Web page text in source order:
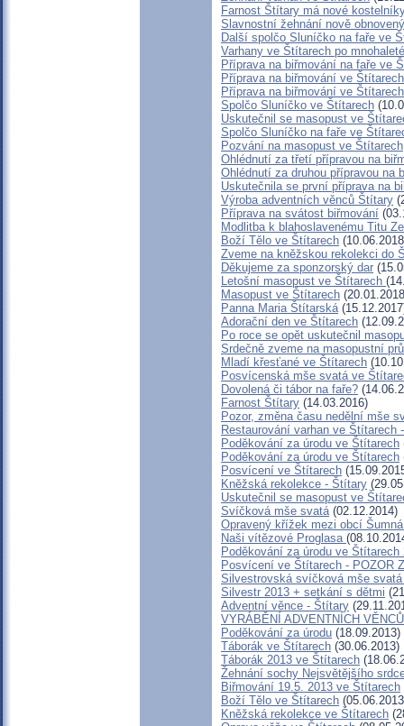
Farnost Štítary má nové
Slavnostní žehnání nově
Další spolčo Sluníčko na faře ve
Varhany ve Štítarech po
Příprava na biřmování na faře ve
Příprava na biřmování ve
Příprava na biřmování ve
Spolčo Sluníčko ve Štítarech
Uskutečnil se masopust ve
Spolčo Sluníčko na faře ve
Pozvání na masopust ve Štítarech
Ohlédnutí za třetí přípravou na
Ohlédnutí za druhou přípravou na
Uskutečnila se první příprava na
Výroba adventních věnců Štítary
Příprava na svátost biřmování
Modlitba k blahoslavenému Titu
Boží Tělo ve Štítarech
Zveme na kněžskou rekolekci do
Děkujeme za sponzorský dar
Letošní masopust ve Štítarech
Masopust ve Štítarech
Panna Maria Štítarská
Adorační den ve Štítarech
Po roce se opět uskutečnil
Srdečně zveme na masopustní
Mladí křesťané ve Štítarech
Posvícenská mše svatá ve
Dovolená či tábor na faře?
Farnost Štítary (14.03.2016)
Pozor, změna času nedělní mše
Restaurování varhan ve Štítarech
Poděkování za úrodu ve Štítarech
Poděkování za úrodu ve Štítarech
Posvícení ve Štítarech
Kněžská rekolekce - Štítary
Uskutečnil se masopust ve
Svíčková mše svatá (02.12.2014)
Opravený křížek mezi obcí
Naši vítězové Proglasa
Poděkování za úrodu ve Štítarech
Posvícení ve Štítarech - POZOR
Silvestrovská svíčková mše
Silvestr 2013 + setkání s dětmi
Adventní věnce - Štítary
VYRÁBĚNÍ ADVENTNÍCH
Poděkování za úrodu (18.09.2013)
Táborák ve Štítarech (30.06.2013)
Táborák 2013 ve Štítarech
Žehnání sochy Nejsvětějšího
Biřmování 19.5. 2013 ve Štítarech
Boží Tělo ve Štítarech
Kněžská rekolekce ve Štítarech